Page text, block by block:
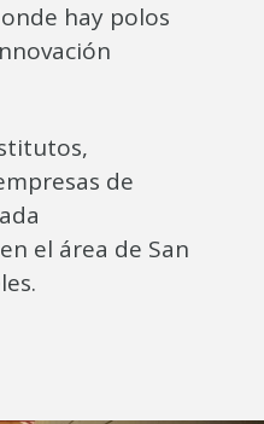
hay polos
de
el área de San